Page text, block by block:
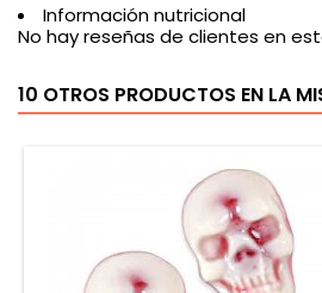
Información nutricional
No hay reseñas de clientes en
10 OTROS PRODUCTOS EN LA